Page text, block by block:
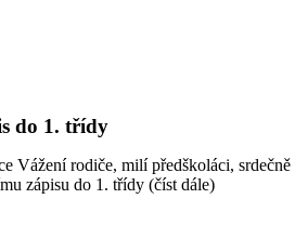
do 1. třídy
Vážení rodiče, milí předškoláci, srdečně
zápisu do 1. třídy (číst dále)